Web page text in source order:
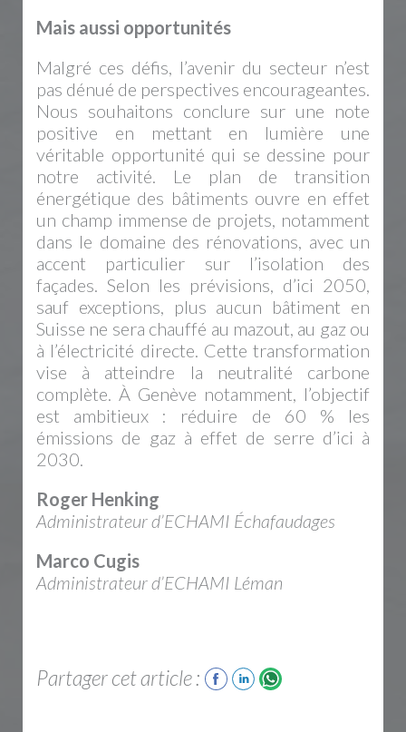
Mais aussi opportunités
Malgré ces défis, l’avenir du secteur n’est
pas dénué de perspectives encourageantes.
Nous souhaitons conclure sur une note
positive en mettant en lumière une
véritable opportunité qui se dessine pour
notre activité. Le plan de transition
énergétique des bâtiments ouvre en effet
un champ immense de projets, notamment
dans le domaine des rénovations, avec un
accent particulier sur l’isolation des
façades. Selon les prévisions, d’ici 2050,
sauf exceptions, plus aucun bâtiment en
Suisse ne sera chauffé au mazout, au gaz ou
à l’électricité directe. Cette transformation
vise à atteindre la neutralité carbone
complète. À Genève notamment, l’objectif
est ambitieux : réduire de 60 % les
émissions de gaz à effet de serre d’ici à
2030.
Roger Henking
Administrateur d’ECHAMI Échafaudages
Marco Cugis
Administrateur d’ECHAMI Léman
Partager cet article :